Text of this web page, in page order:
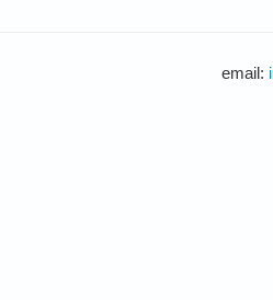
email: